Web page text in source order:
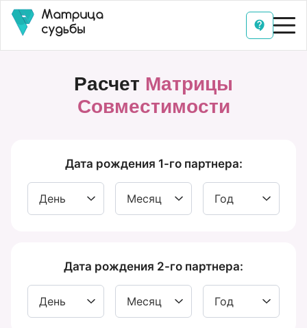
Расчет Матрицы
Совместимости
Дата рождения 1-го партнера:
Дата рождения 2-го партнера: